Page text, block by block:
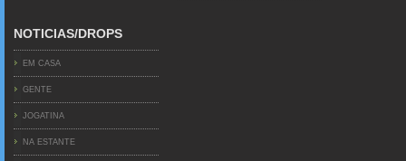
NOTICIAS/DROPS
EM CASA
GENTE
JOGATINA
NA ESTANTE